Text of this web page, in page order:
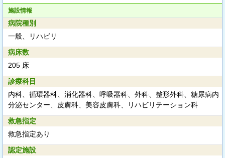
施設情報
病院種別
一般、リハビリ
病床数
205 床
診療科目
内科、循環器科、消化器科、呼吸器科、外科、整形外科、糖尿病内
分泌センター、皮膚科、美容皮膚科、リハビリテーション科
救急指定
救急指定あり
認定施設